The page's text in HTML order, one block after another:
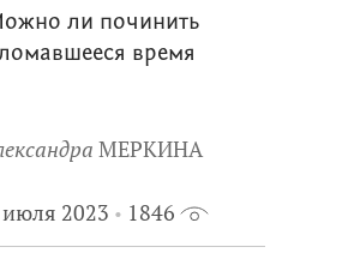
ли починить
время
МЕРКИНА
июля 2023 1846